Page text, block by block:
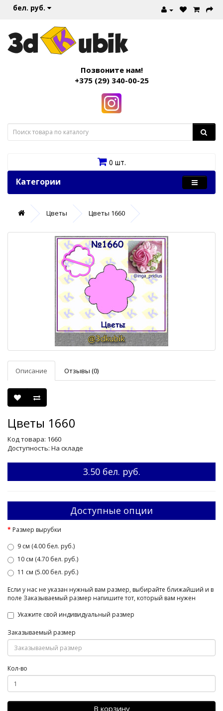
бел. руб.
Позвоните нам!
+375 (29) 340-00-25
0 шт.
Категории
Цветы Цветы 1660
Описание Отзывы (0)
Цветы 1660
Код товара: 1660
Доступность: На складе
3.50 бел. руб.
Доступные опции
Размер вырубки
9 см (4.00 бел. руб.)
10 см (4.70 бел. руб.)
11 см (5.00 бел. руб.)
Если у нас не указан нужный вам размер, выбирайте ближайший и в
поле Заказываемый размер напишите тот, который вам нужен
Укажите свой индивидуальный размер
Заказываемый размер
Кол-во
В корзину